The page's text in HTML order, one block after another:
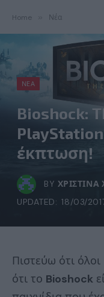
Home Νέα
ΝΈΑ
Bioshock:
έκπτωση!
BY
UPDATED: 18/03/
Πιστεύω ότι
ότι το Bioshock